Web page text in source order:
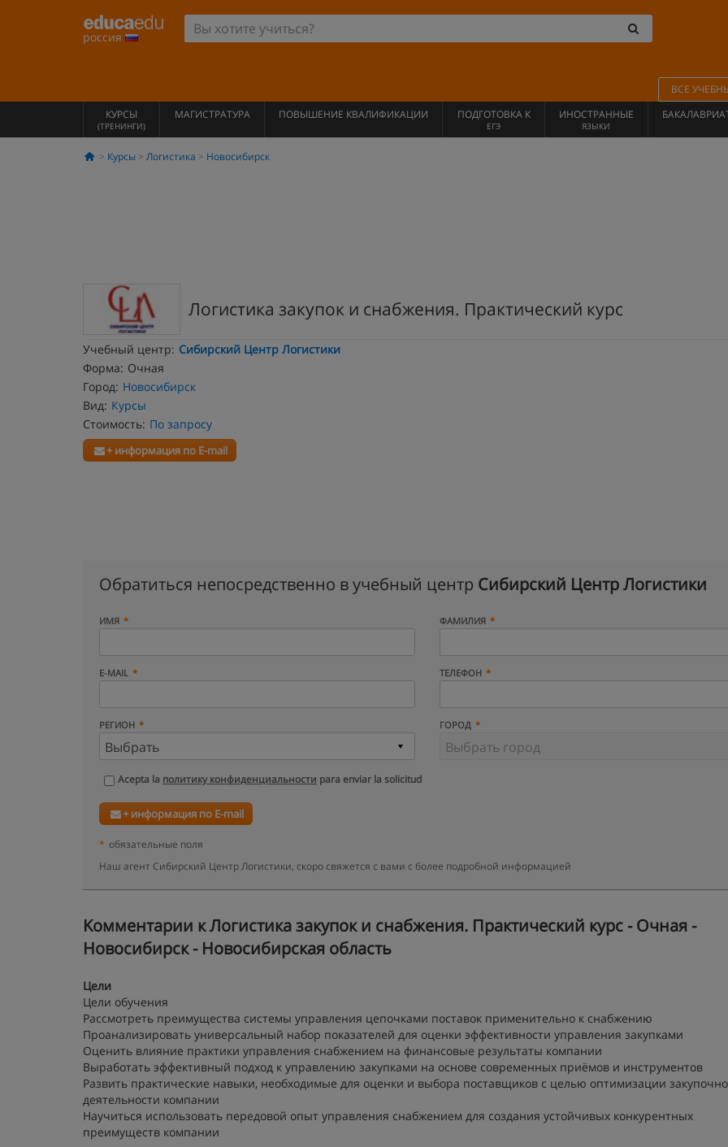
россия
ВСЕ
КУРСЫ
(ТРЕНИНГИ)
МАГИСТРАТУРА ПОВЫШЕНИЕ КВАЛИФИКАЦИИ ПОДГОТОВКА К
ЕГЭ
ИНОСТРАННЫЕ
ЯЗЫКИ
Курсы Логистика Новосибирск
Логистика закупок и снабжения. Практический курс
Учебный центр: Сибирский Центр Логистики
Форма: Очная
Город: Новосибирск
Вид: Курсы
Стоимость: По запросу
+ информация по E-mail
Обратиться непосредственно в учебный центр Сибирский Центр Логистики
ИМЯ ФАМИЛИЯ
E-MAIL ТЕЛЕФОН
РЕГИОН ГОРОД
Acepta la политику конфиденциальности para enviar la solicitud
+ информация по E-mail
* обязательные поля
Наш агент Сибирский Центр Логистики, скоро свяжется с вами с более подробной информацией
Kомментарии к Логистика закупок и снабжения. Практический курс - Очная -
Новосибирск - Новосибирская область
Цели
Цели обучения
Рассмотреть преимущества системы управления цепочками поставок применительно к снабжению
Проанализировать универсальный набор показателей для оценки эффективности управления закупками
Оценить влияние практики управления снабжением на финансовые результаты компании
Выработать эффективный подход к управлению закупками на основе современных приёмов и инструментов
Развить практические навыки, необходимые для оценки и выбора поставщиков с целью оптимизации
деятельности компании
Научиться использовать передовой опыт управления снабжением для создания устойчивых конкурентных
преимуществ компании